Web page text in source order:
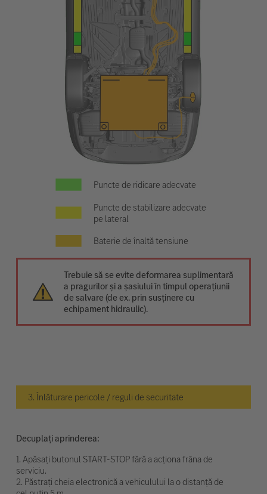
Puncte de ridicare adecvate
Puncte de stabilizare adecvate
pe lateral
Baterie de înaltă tensiune
Trebuie să se evite deformarea suplimentară
a pragurilor și a șasiului în timpul operațiunii
de salvare (de ex. prin susținere cu
echipament hidraulic).
3. Înlăturare pericole / reguli de securitate
Decuplați aprinderea:
1. Apăsați butonul START-STOP fără a acționa frâna de
serviciu.
2. Păstrați cheia electronică a vehiculului la o distanță de